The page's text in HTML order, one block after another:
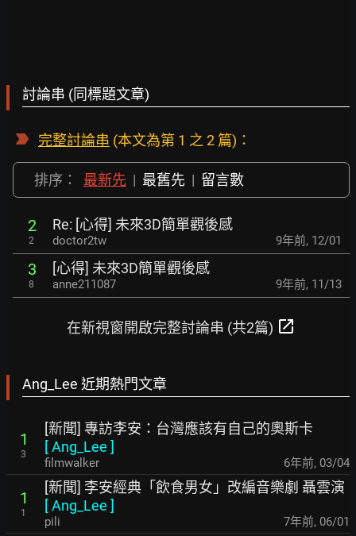
討論串 (同標題文章)
完整討論串 (本文為第 1 之 2 篇)：
排序： 最新先 | 最舊先 | 留言數
2
2
Re: [心得] 未來3D簡單觀後感
doctor2tw 9年前, 12/01
3
8
[心得] 未來3D簡單觀後感
anne211087 9年前, 11/13
在新視窗開啟完整討論串 (共2篇) open_in_new
Ang_Lee 近期熱門文章
1
3
[新聞] 專訪李安：台灣應該有自己的奧斯卡
[Ang_Lee ]
filmwalker 6年前, 03/04
1
1
[新聞] 李安經典「飲食男女」改編音樂劇 聶雲演
[Ang_Lee ]
pili 7年前, 06/01